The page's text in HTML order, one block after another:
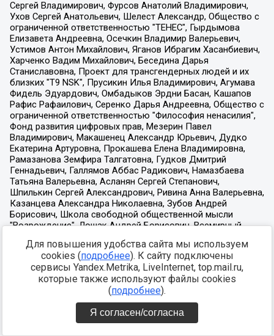
Для повышения удобства сайта мы используем
cookies (подробнее). К сайту подключены
сервисы Yandex.Metrika, LiveInternet, top.mail.ru,
которые также используют файлы cookies
(подробнее).
Я согласен/согласна